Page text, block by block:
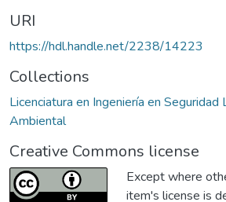
URI
https://hdl.handle.net/2238/14223
Collections
Licenciatura en Ingeniería en Seguridad
Ambiental
Creative Commons license
Except where
item's license is